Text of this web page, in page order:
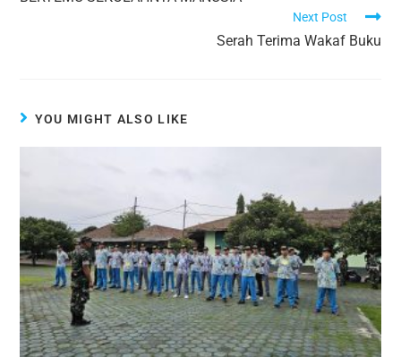
Next Post
Serah Terima Wakaf Buku
YOU MIGHT ALSO LIKE